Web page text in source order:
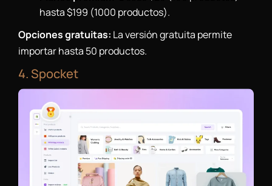
hasta $199 (1000 productos).
Opciones gratuitas: La versión gratuita permite
importar hasta 50 productos.
4. Spocket